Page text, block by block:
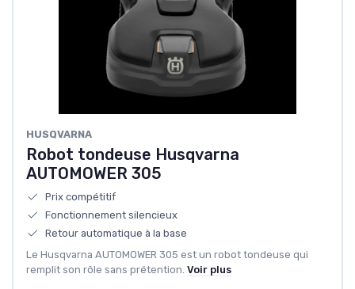
HUSQVARNA
Robot tondeuse Husqvarna
AUTOMOWER 305
Prix compétitif
Fonctionnement silencieux
Retour automatique à la base
Le Husqvarna AUTOMOWER 305 est un robot tondeuse qui
remplit son rôle sans prétention. Voir plus